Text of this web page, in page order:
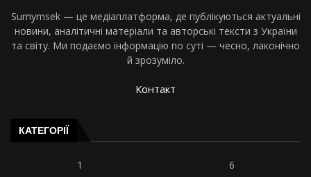
Sumymsek — це медіаплатформа, де публікуються актуальні
новини, аналітичні матеріали та авторські тексти з України
та світу. Ми подаємо інформацію по суті — чесно, лаконічно
й зрозуміло.
Контакт
КАТЕГОРІЇ
1
6